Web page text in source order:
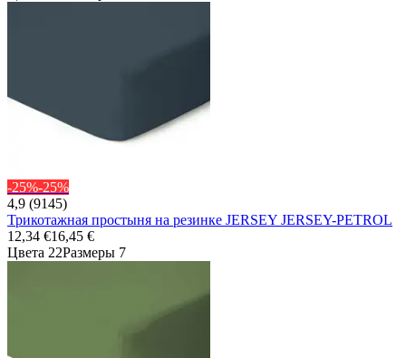
-25%-25%
4,9 (9145)
Трикотажная простыня на резинке JERSEY JERSEY-PETROL
12,34 €16,45 €
Цвета 22Размеры 7